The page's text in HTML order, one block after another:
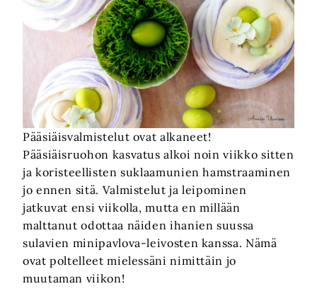
Pääsiäisvalmistelut ovat alkaneet!
Pääsiäisruohon kasvatus alkoi noin viikko sitten
ja koristeellisten suklaamunien hamstraaminen
jo ennen sitä. Valmistelut ja leipominen
jatkuvat ensi viikolla, mutta en millään
malttanut odottaa näiden ihanien suussa
sulavien minipavlova-leivosten kanssa. Nämä
ovat poltelleet mielessäni nimittäin jo
muutaman viikon!